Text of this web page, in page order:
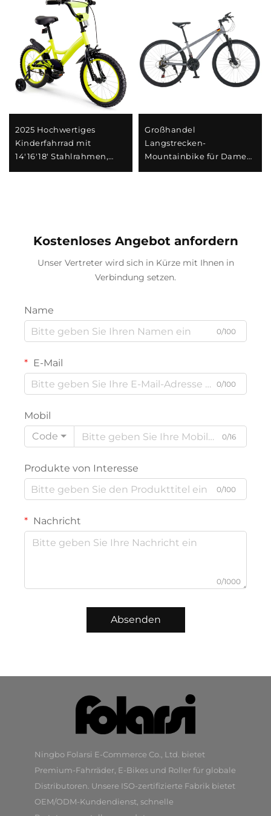
2025 Hochwertiges
Kinderfahrrad mit
14'16'18' Stahlrahmen,
Einzelgeschwindigkeit &
Großhandel
Langstrecken-
Mountainbike für Damen
und Herren mit
Kostenloses Angebot anfordern
Unser Vertreter wird sich in Kürze mit Ihnen in
Verbindung setzen.
Name
0/100
E-Mail
0/100
Mobil
Code
0/16
Produkte von Interesse
0/100
Nachricht
0/1000
Absenden
Ningbo Folarsi E-Commerce Co., Ltd. bietet
Premium-Fahrräder, E-Bikes und Roller für globale
Distributoren. Unsere ISO-zertifizierte Fabrik bietet
OEM/ODM-Kundendienst, schnelle